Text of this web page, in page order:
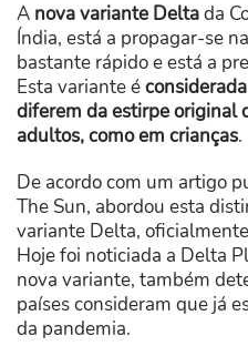
A nova variante Deltada
Índia, está a propagar-se
bastante rápido e está a
Esta variante é
diferem da estirpe original
adultos, como em crianças.
De acordo com um artigo
The Sun, abordou esta
variante Delta,
Hoje foi noticiada a Delta
nova variante, também
países consideram que já
da pandemia.